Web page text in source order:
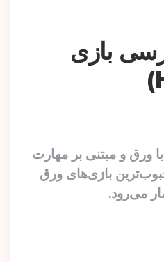
بازی
ورق و مبتنی بر مهارت
بازی‌های ورق
می‌رود.